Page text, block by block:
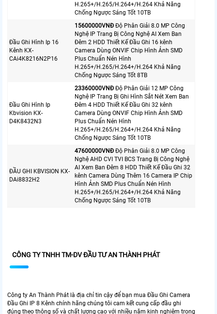
H.265+/H.265/H.264+/H.264 Khả Năng
Chống Ngược Sáng Tốt 10TB
Đầu Ghi Hình Ip 16
Kênh KX-
CAi4K8216N2P16
15600000VNÐ Độ Phân Giải 8.0 MP Công
Nghệ IP Trang Bị Công Nghệ AI Xem Ban
Đêm 2 HDD Thiết Kế Đầu Ghi 16 kênh
Camera Dùng ONVIF Chip Hình Ảnh SMD
Plus Chuẩn Nén Hình
H.265+/H.265/H.264+/H.264 Khả Năng
Chống Ngược Sáng Tốt 8TB
Đầu Ghi Hình Ip
Kbvision KX-
D4K8432N3
23360000VNÐ Độ Phân Giải 12 MP Công
Nghệ IP Trang Bị Ghi Hình Sắt Nét Xem Ban
Đêm 4 HDD Thiết Kế Đầu Ghi 32 kênh
Camera Dùng ONVIF Chip Hình Ảnh SMD
Plus Chuẩn Nén Hình
H.265+/H.265/H.264+/H.264 Khả Năng
Chống Ngược Sáng Tốt 10TB
ĐẦU GHI KBVISION KX-
DAi8832H2
47600000VNÐ Độ Phân Giải 8.0 MP Công
Nghệ AHD CVI TVI BCS Trang Bị Công Nghệ
AI Xem Ban Đêm 8 HDD Thiết Kế Đầu Ghi 32
kênh Camera Dùng Thêm 16 Camera IP Chip
Hình Ảnh SMD Plus Chuẩn Nén Hình
H.265+/H.265/H.264+/H.264 Khả Năng
Chống Ngược Sáng Tốt 10TB
CÔNG TY TNHH TM-DV ĐẦU TƯ AN THÀNH PHÁT
Công ty An Thành Phát là địa chỉ tin cậy để bạn mua Đầu Ghi Camera
Đầu Ghi IP 8 Kênh chính hãng chúng tôi cam kết cung cấp đầu ghi
đúng theo thông số và chất lượng cao với nhiều năm kinh nghiệm trong